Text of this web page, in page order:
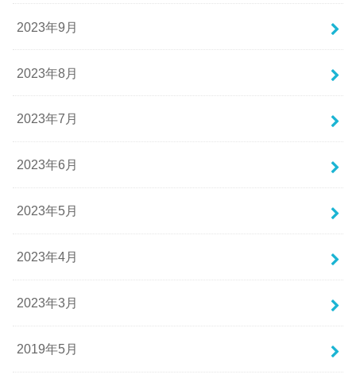
2023年9月
2023年8月
2023年7月
2023年6月
2023年5月
2023年4月
2023年3月
2019年5月